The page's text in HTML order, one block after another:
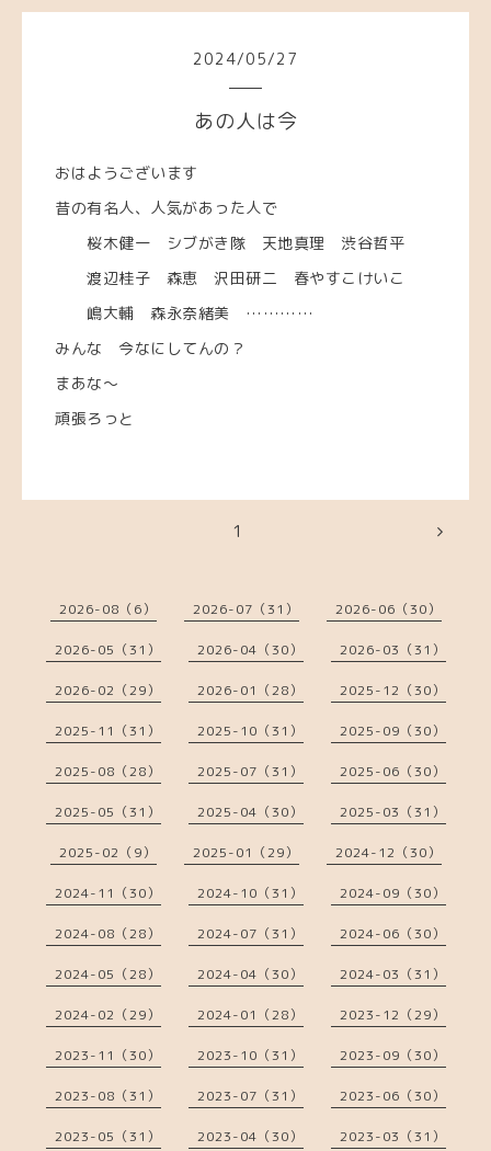
2024/05/27
あの人は今
おはようございます
昔の有名人、人気があった人で
桜木健一 シブがき隊 天地真理 渋谷哲平
渡辺桂子 森恵 沢田研二 春やすこけいこ
嶋大輔 森永奈緒美 …………
みんな 今なにしてんの？
まあな～
頑張ろっと
1
2026-08（6） 2026-07（31） 2026-06（30）
2026-05（31） 2026-04（30） 2026-03（31）
2026-02（29） 2026-01（28） 2025-12（30）
2025-11（31） 2025-10（31） 2025-09（30）
2025-08（28） 2025-07（31） 2025-06（30）
2025-05（31） 2025-04（30） 2025-03（31）
2025-02（9） 2025-01（29） 2024-12（30）
2024-11（30） 2024-10（31） 2024-09（30）
2024-08（28） 2024-07（31） 2024-06（30）
2024-05（28） 2024-04（30） 2024-03（31）
2024-02（29） 2024-01（28） 2023-12（29）
2023-11（30） 2023-10（31） 2023-09（30）
2023-08（31） 2023-07（31） 2023-06（30）
2023-05（31） 2023-04（30） 2023-03（31）